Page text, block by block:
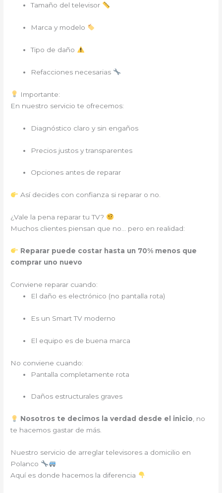
Tamaño del televisor
Marca y modelo
Tipo de daño
Refacciones necesarias
Importante:
En nuestro servicio te ofrecemos:
Diagnóstico claro y sin engaños
Precios justos y transparentes
Opciones antes de reparar
Así decides con confianza si reparar o no.
¿Vale la pena reparar tu TV?
Muchos clientes piensan que no… pero en realidad:
Reparar puede costar hasta un 70% menos que
comprar uno nuevo
Conviene reparar cuando:
El daño es electrónico (no pantalla rota)
Es un Smart TV moderno
El equipo es de buena marca
No conviene cuando:
Pantalla completamente rota
Daños estructurales graves
Nosotros te decimos la verdad desde el inicio, no
te hacemos gastar de más.
Nuestro servicio de arreglar televisores a domicilio en
Polanco
Aquí es donde hacemos la diferencia